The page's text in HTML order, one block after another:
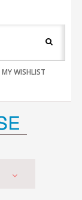
MY WISHLIST